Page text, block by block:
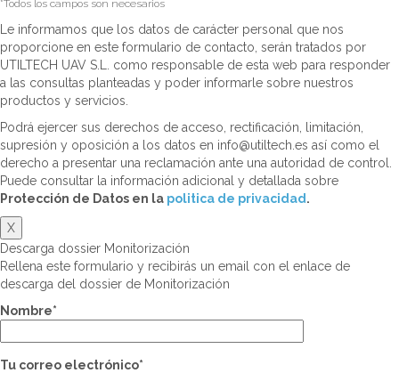
*Todos los campos son necesarios
Le informamos que los datos de carácter personal que nos
proporcione en este formulario de contacto, serán tratados por
UTILTECH UAV S.L. como responsable de esta web para responder
a las consultas planteadas y poder informarle sobre nuestros
productos y servicios.
Podrá ejercer sus derechos de acceso, rectificación, limitación,
supresión y oposición a los datos en info@utiltech.es así como el
derecho a presentar una reclamación ante una autoridad de control.
Puede consultar la información adicional y detallada sobre
Protección de Datos en la politica de privacidad .
X
Descarga dossier Monitorización
Rellena este formulario y recibirás un email con el enlace de
descarga del dossier de Monitorización
Nombre*
Tu correo electrónico*